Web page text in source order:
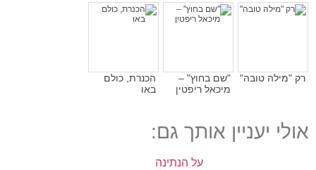
רק "מילה טובה"
"שם בחוץ" –
מיכאל ריפטין
הכנרת, כולם
באו
אולי יעניין אותך גם:
על הנתינה